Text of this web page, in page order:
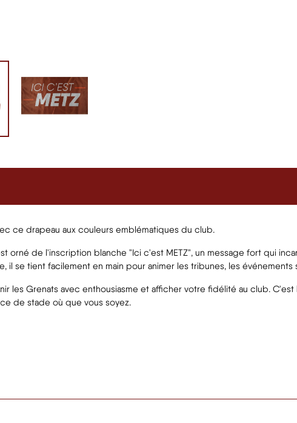
ce drapeau aux couleurs emblématiques du club.
orné de l'inscription blanche "Ici c'est METZ", un message fort qui
il se tient facilement en main pour animer les tribunes, les
les Grenats avec enthousiasme et afficher votre fidélité au club.
de stade où que vous soyez.